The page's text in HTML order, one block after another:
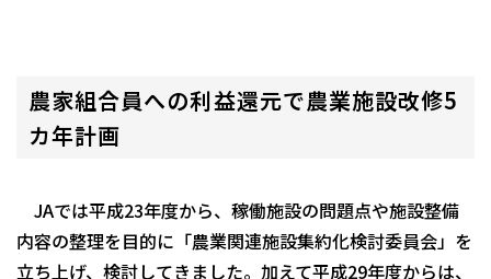
農家組合員への利益還元で農業施設改修5
カ年計画
JAでは平成23年度から、稼働施設の問題点や施設整備
内容の整理を目的に「農業関連施設集約化検討委員会」を
立ち上げ、検討してきました。加えて平成29年度からは、